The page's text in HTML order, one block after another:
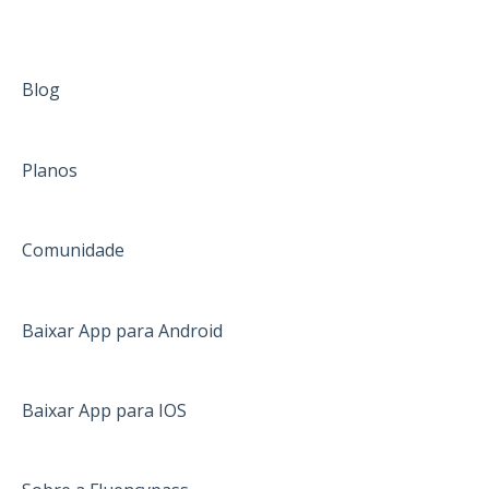
Já embarquei
Inglaterra
Blog
Planos
Comunidade
Baixar App para Android
Baixar App para IOS